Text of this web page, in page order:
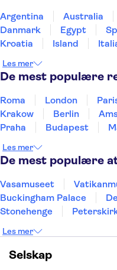
Argentina Australia
Danmark
Egypt
Kroatia
Island
Sverige
Thailand
Les mer
De mest populære
Roma London
Krakow
Berlin
Praha
Budapest
Alicante
Les mer
De mest populære
Vasamuseet
Buckingham Palace
Stonehenge
Burj Khalifa
Keukenhof
Alcatraz
Les mer
Selskap